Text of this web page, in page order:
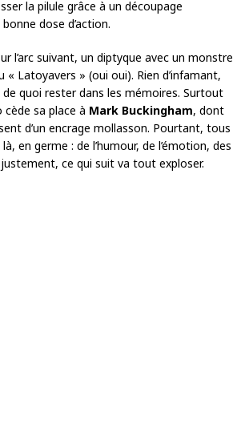
la pilule grâce à un découpage
dose d’action.
l’arc suivant, un diptyque avec un monstre
« Latoyavers » (oui oui). Rien d’infamant,
quoi rester dans les mémoires. Surtout
cède sa place à Mark Buckingham, dont
d’un encrage mollasson. Pourtant, tous
en germe : de l’humour, de l’émotion, des
ce qui suit va tout exploser.